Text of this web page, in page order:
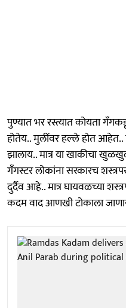
पुण्यात भर रस्त्यात कोयता
होतेय.. मुलींवर हल्ले होत
झालाय.. मात्र या खाकीचा
गँगस्टर लोकांना सरकारच
दुर्दैव आहे.. मात्र घायवळच्या
कदम वाद आणखी टोकाला जाणार